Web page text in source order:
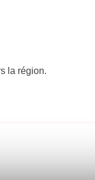
la région.